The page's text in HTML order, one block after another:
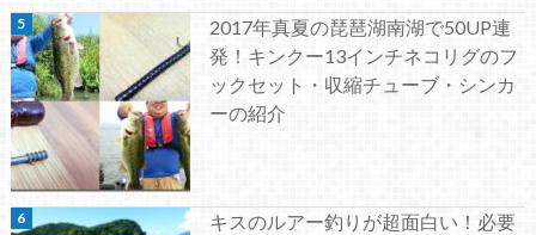
2017年真夏の琵琶湖南湖で50UP連
発！キンクー13インチネコリグのフ
ックセット・収縮チューブ・シンカ
ーの紹介
キスのルアー釣りが超面白い！必要